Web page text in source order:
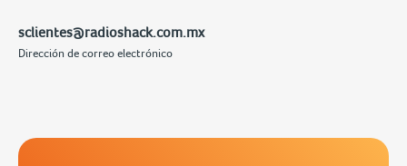
sclientes@radioshack.com.mx
Dirección de correo electrónico